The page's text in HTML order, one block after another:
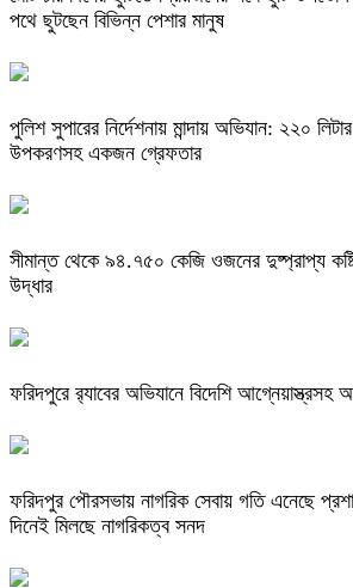
পথে ছুটছেন বিভিন্ন পেশার মানুষ
পুলিশ সুপারের নির্দেশনায় মান্দায় অভিযান: ২২০
উপকরণসহ একজন গ্রেফতার
সীমান্ত থেকে ৯৪.৭৫০ কেজি ওজনের দুষ্প্রাপ্য কষ্টি
উদ্ধার
ফরিদপুরে র‌্যাবের অভিযানে বিদেশি আগ্নেয়াস্ত্রসহ
ফরিদপুর পৌরসভায় নাগরিক সেবায় গতি এনেছে
দিনেই মিলছে নাগরিকত্ব সনদ